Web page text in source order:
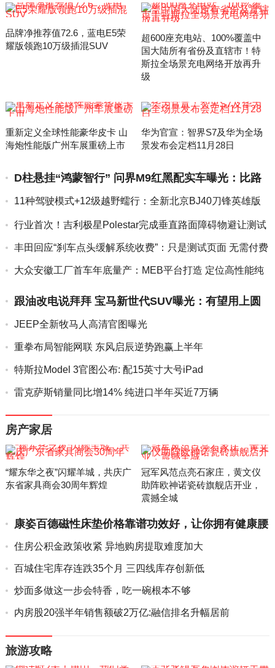
品牌净推荐值72.6，蓝电E5荣
耀版领跑10万级插混SUV
超600座充电站、100%覆盖中
国大陆所有省份及直辖市！特
斯拉全场景充电网络开放再升
级
重新定义全球性能豪华皮卡 山
海炮性能版广州车展重磅上市
华为官宣：智界S7及华为全场
景发布会定档11月28日
D柱悬挂“鸿蒙智行” 问界M9红黑配实车曝光：比路
虎揽胜还霸...
11种驾驶模式+12级越野蠕行：全新北京BJ40刀锋英雄版
行业首次！吉利极星Polestar完成垂直路面障碍物避让测试
丰田回应“刹车点头缓解系统收费”：只是测试页面 无需付费
大众安徽工厂首车年底量产：MEB平台打造 定位高性能纯
跟油改电说拜拜 宝马新世代SUV曝光：有望用上圆
柱电池续航飙...
JEEP全新牧马人高清官图曝光
重拳布局智能网联 东风启辰逆势跑赢上半年
特斯拉Model 3官图公布: 配15英寸大号iPad
雷克萨斯销量同比增14% 纯进口半年买近7万辆
房产家居
“耀东华之夜”闪耀羊城，共庆广
东省家具商会30周年辉煌
冠军风范点亮石家庄，黄文仪
助阵欧神诺瓷砖旗舰店开业，
震撼全城
康姿百德磁性床垫价格靠谱功效好，让你拥有健康腰
椎的睡眠环境
住房公积金政策收紧 异地购房提取难度加大
百城住宅库存连跌35个月 三四线库存创新低
炒面多做这一步会特香，吃一碗根本不够
内房股20强半年销售额破2万亿:融信排名升幅居前
旅游攻略